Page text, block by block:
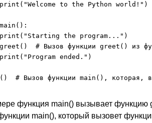
to the Python world!")
the program...")
# Вызов функции greet() из
ended.")
# Вызов функции main(), которая,
функция main() вызывает функцию
main(), который вызовет